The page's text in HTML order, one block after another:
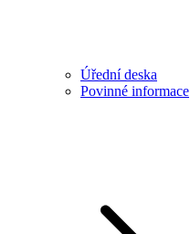
Úřední deska
Povinné informace